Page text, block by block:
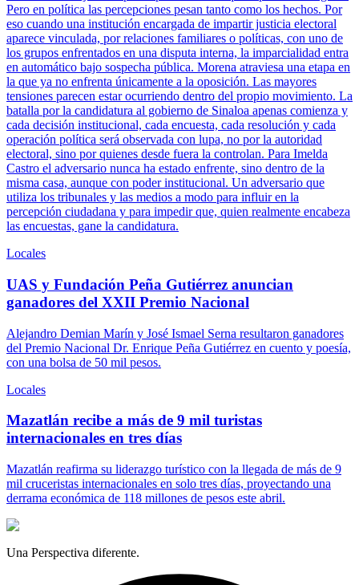
Pero en política las percepciones pesan tanto como los hechos. Por
eso cuando una institución encargada de impartir justicia electoral
aparece vinculada, por relaciones familiares o políticas, con uno de
los grupos enfrentados en una disputa interna, la imparcialidad entra
en automático bajo sospecha pública. Morena atraviesa una etapa en
la que ya no enfrenta únicamente a la oposición. Las mayores
tensiones parecen estar ocurriendo dentro del propio movimiento. La
batalla por la candidatura al gobierno de Sinaloa apenas comienza y
cada decisión institucional, cada encuesta, cada resolución y cada
operación política será observada con lupa, no por la autoridad
electoral, sino por quienes desde fuera la controlan. Para Imelda
Castro el adversario nunca ha estado enfrente, sino dentro de la
misma casa, aunque con poder institucional. Un adversario que
utiliza los tribunales y las medios a modo para influir en la
percepción ciudadana y para impedir que, quien realmente encabeza
las encuestas, gane la candidatura.
Locales
UAS y Fundación Peña Gutiérrez anuncian
ganadores del XXII Premio Nacional
Alejandro Demian Marín y José Ismael Serna resultaron ganadores
del Premio Nacional Dr. Enrique Peña Gutiérrez en cuento y poesía,
con una bolsa de 50 mil pesos.
Locales
Mazatlán recibe a más de 9 mil turistas
internacionales en tres días
Mazatlán reafirma su liderazgo turístico con la llegada de más de 9
mil cruceristas internacionales en solo tres días, proyectando una
derrama económica de 118 millones de pesos este abril.
Una Perspectiva diferente.